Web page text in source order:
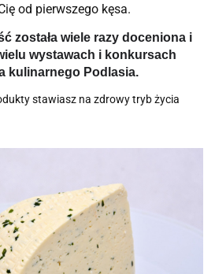
od pierwszego kęsa.
została wiele razy doceniona i
wystawach i konkursach
kulinarnego Podlasia.
stawiasz na zdrowy tryb życia